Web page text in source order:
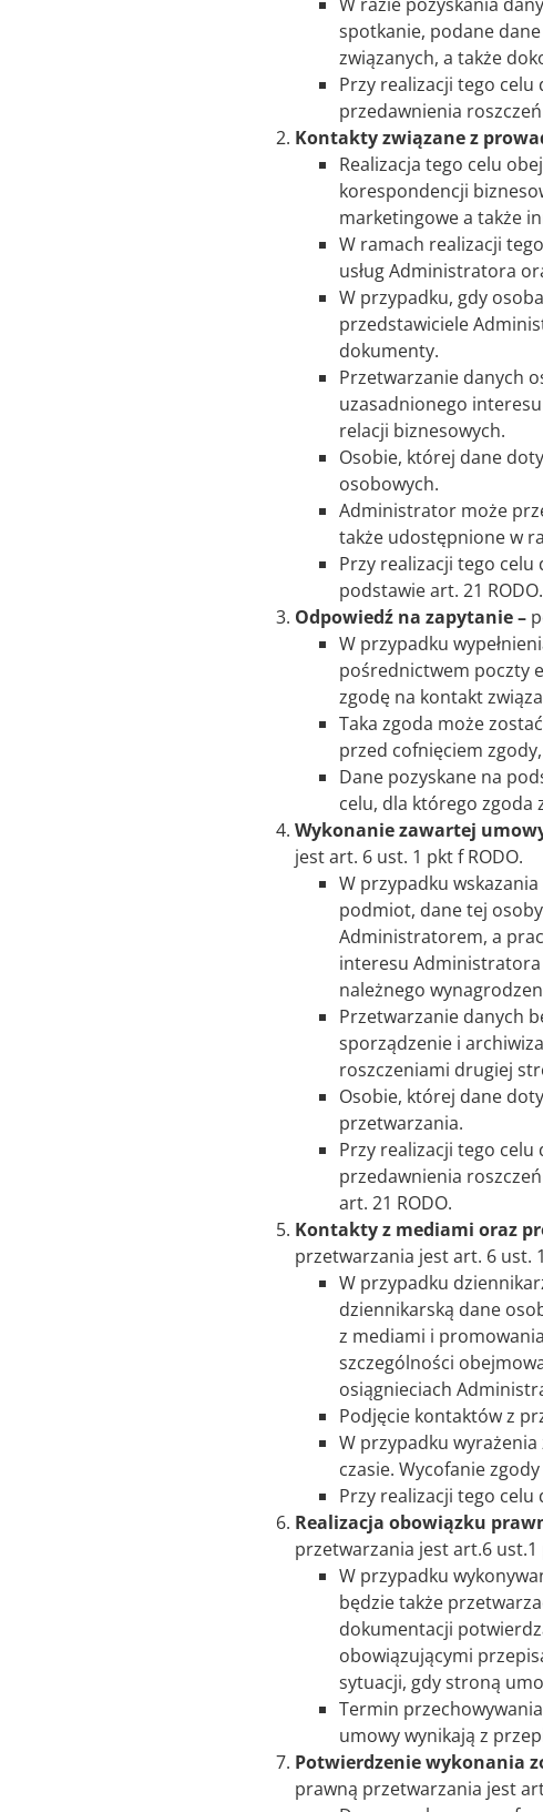
spotkanie, podane
związanych, a także
Przy realizacji tego
przedawnienia
Kontakty związane z
Realizacja tego celu
korespondencji
marketingowe a także
W ramach realizacji
usług Administratora
W przypadku, gdy
przedstawiciele
dokumenty.
Przetwarzanie danych
uzasadnionego
relacji biznesowych.
Osobie, której dane
osobowych.
Administrator może
także udostępnione w
Przy realizacji tego
podstawie art. 21 RODO.
Odpowiedź na zapytanie –
W przypadku
pośrednictwem poczty
zgodę na kontakt
Taka zgoda może
przed cofnięciem
Dane pozyskane na
celu, dla którego zgoda
Wykonanie zawartej
jest art. 6 ust. 1 pkt f RODO.
W przypadku
podmiot, dane tej
Administratorem, a
interesu Administratora
należnego
Przetwarzanie danych
sporządzenie i
roszczeniami drugiej
Osobie, której dane
przetwarzania.
Przy realizacji tego
przedawnienia
art. 21 RODO.
Kontakty z mediami oraz
przetwarzania jest art. 6 ust.
W przypadku
dziennikarską dane
z mediami i
szczególności
osiągnieciach
Podjęcie kontaktów z
W przypadku
czasie. Wycofanie
Przy realizacji tego
Realizacja obowiązku
przetwarzania jest art.6 ust.1
W przypadku
będzie także
dokumentacji
obowiązującymi
sytuacji, gdy stroną
Termin
umowy wynikają z
Potwierdzenie wykonania
prawną przetwarzania jest